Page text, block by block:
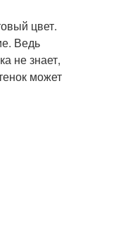
цвет.
Ведь
не знает,
может